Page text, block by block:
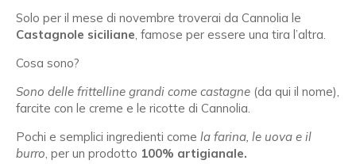
Solo per il mese di novembre troverai da Cannolia le
Castagnole siciliane, famose per essere una tira l’altra.
Cosa sono?
Sono delle frittelline grandi come castagne (da qui il nome),
farcite con le creme e le ricotte di Cannolia.
Pochi e semplici ingredienti come la farina, le uova e il
burro, per un prodotto 100% artigianale.